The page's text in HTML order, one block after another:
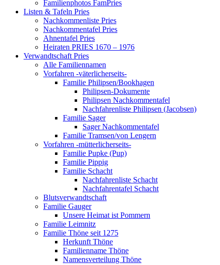
Familienphotos FamPries
Listen & Tafeln Pries
Nachkommenliste Pries
Nachkommentafel Pries
Ahnentafel Pries
Heiraten PRIES 1670 – 1976
Verwandtschaft Pries
Alle Familiennamen
Vorfahren -väterlicherseits-
Familie Philipsen/Bookhagen
Philipsen-Dokumente
Philipsen Nachkommentafel
Nachfahrenliste Philipsen (Jacobsen)
Familie Sager
Sager Nachkommentafel
Familie Tramsen/von Lengern
Vorfahren -mütterlicherseits-
Familie Pupke (Pup)
Familie Pippig
Familie Schacht
Nachfahrenliste Schacht
Nachfahrentafel Schacht
Blutsverwandtschaft
Familie Gauger
Unsere Heimat ist Pommern
Familie Leimnitz
Familie Thöne seit 1275
Herkunft Thöne
Familienname Thöne
Namensverteilung Thöne